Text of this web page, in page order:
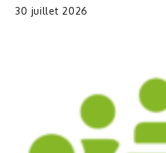
30 juillet 2026